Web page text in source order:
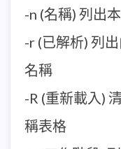
-n (名稱) 列出
-r (已解析) 列
名稱
-R (重新載入)
稱表格